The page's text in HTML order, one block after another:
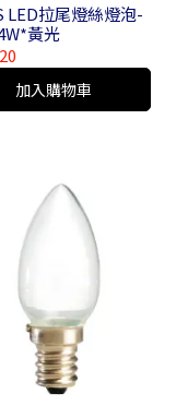
-
黃光
加入購物車